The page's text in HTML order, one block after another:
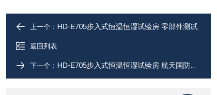
上一个： HD-E705步入式恒温恒湿试验房 零部件测试
返回列表
下一个： HD-E705步入式恒温恒湿试验房 航天国防行业